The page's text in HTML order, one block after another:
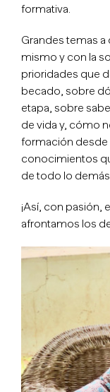
formativa.
Grandes temas
mismo y con la
prioridades que
becado, sobre
etapa, sobre
de vida y, cómo
formación desde
conocimientos
de todo lo
¡Así, con pasión,
afrontamos los